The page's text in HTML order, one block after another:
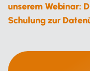
unserem Webinar:
Schulung zur